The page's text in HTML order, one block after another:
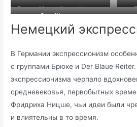
Эдвард Мунк, «Крик». Картина,
«Экспрессионизме» Эшли Бэсси
Эгон Шиле, сидящая женщина с
«Экспрессионизме»
Немецкий
В Германии экспрессионизм
с группами Брюке и Der Blaue
экспрессионизма черпало
средневековья, первобытных
Фридриха Ницше, чьи идеи были
и влиятельны в то время.